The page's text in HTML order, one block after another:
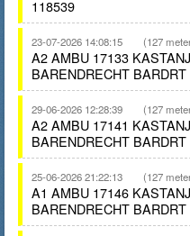
118539
23-07-2026 14:08:15 (127
A2 AMBU 17133
BARENDRECHT
29-06-2026 12:28:39 (127
A2 AMBU 17141
BARENDRECHT
25-06-2026 21:22:13 (127
A1 AMBU 17146
BARENDRECHT BARDRT